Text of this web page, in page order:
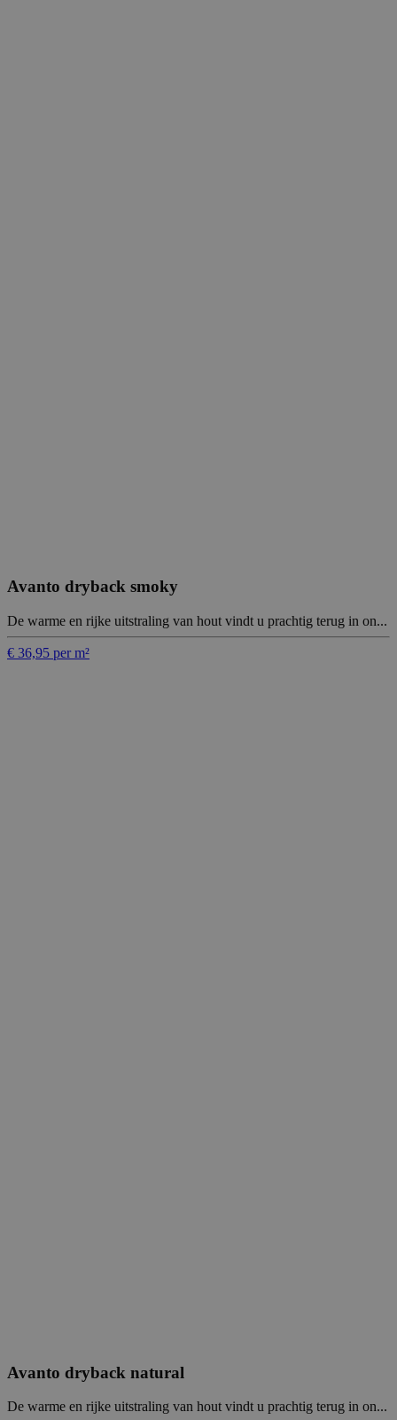
Avanto dryback smoky
De warme en rijke uitstraling van hout vindt u prachtig terug in on...
€ 36,95 per m²
Avanto dryback natural
De warme en rijke uitstraling van hout vindt u prachtig terug in on...